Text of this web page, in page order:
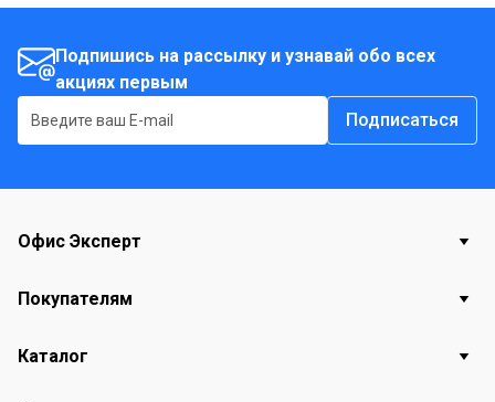
Подпишись на рассылку и узнавай обо всех
акциях первым
Подписаться
Офис Эксперт
Покупателям
Каталог